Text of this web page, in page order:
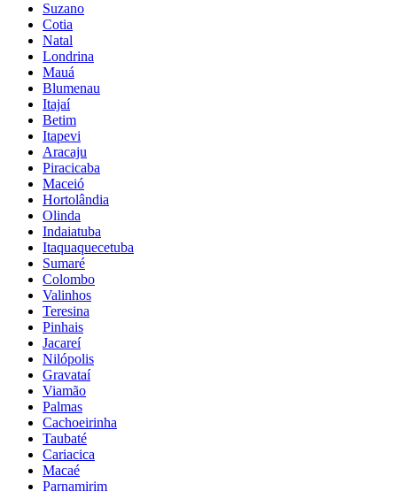
Suzano
Cotia
Natal
Londrina
Mauá
Blumenau
Itajaí
Betim
Itapevi
Aracaju
Piracicaba
Maceió
Hortolândia
Olinda
Indaiatuba
Itaquaquecetuba
Sumaré
Colombo
Valinhos
Teresina
Pinhais
Jacareí
Nilópolis
Gravataí
Viamão
Palmas
Cachoeirinha
Taubaté
Cariacica
Macaé
Parnamirim